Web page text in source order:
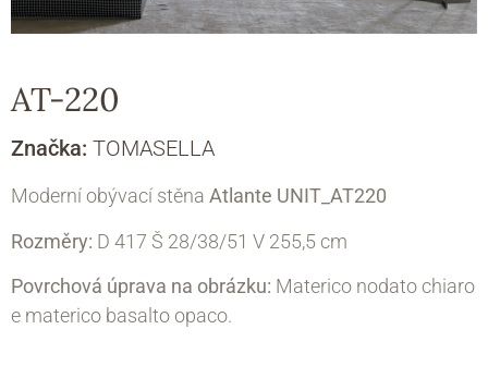
AT-220
Značka: TOMASELLA
Moderní obývací stěna Atlante UNIT_AT220
Rozměry: D 417 Š 28/38/51 V 255,5 cm
Povrchová úprava na obrázku: Materico nodato chiaro
e materico basalto opaco.